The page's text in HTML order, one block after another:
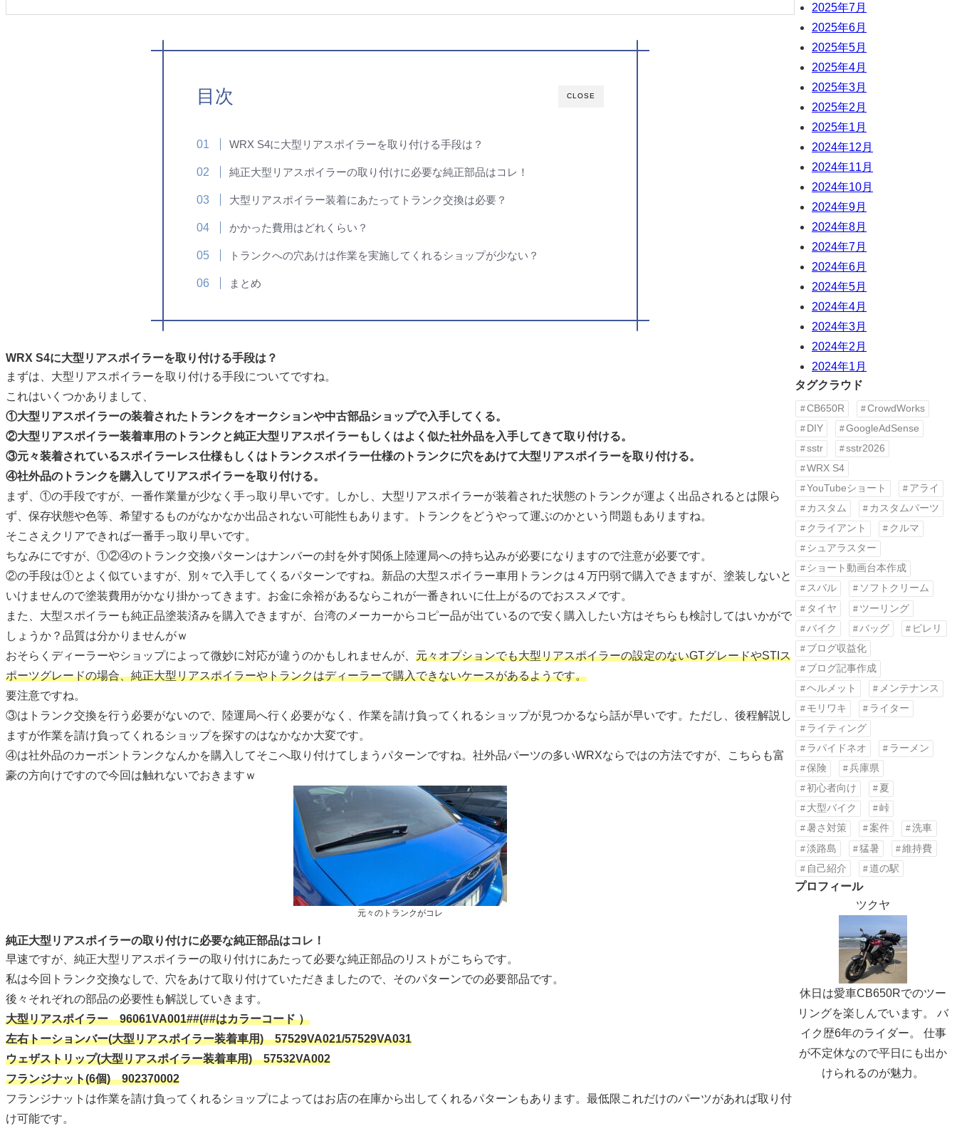
CLOSE
目次
WRX S4に大型リアスポイラーを取り付ける手段は？
純正大型リアスポイラーの取り付けに必要な純正部品はコレ！
大型リアスポイラー装着にあたってトランク交換は必要？
かかった費用はどれくらい？
トランクへの穴あけは作業を実施してくれるショップが少ない？
まとめ
WRX S4に大型リアスポイラーを取り付ける手段は？
まずは、大型リアスポイラーを取り付ける手段についてですね。
これはいくつかありまして、
①大型リアスポイラーの装着されたトランクをオークションや中古部品ショップで入手してくる。
②大型リアスポイラー装着車用のトランクと純正大型リアスポイラーもしくはよく似た社外品を入手してきて取り付ける。
③元々装着されているスポイラーレス仕様もしくはトランクスポイラー仕様のトランクに穴をあけて大型リアスポイラーを取り付ける。
④社外品のトランクを購入してリアスポイラーを取り付ける。
まず、①の手段ですが、一番作業量が少なく手っ取り早いです。しかし、大型リアスポイラーが装着された状態のトランクが運よく出品されるとは限ら
ず、保存状態や色等、希望するものがなかなか出品されない可能性もあります。トランクをどうやって運ぶのかという問題もありますね。
そこさえクリアできれば一番手っ取り早いです。
ちなみにですが、①②④のトランク交換パターンはナンバーの封を外す関係上陸運局への持ち込みが必要になりますので注意が必要です。
②の手段は①とよく似ていますが、別々で入手してくるパターンですね。新品の大型スポイラー車用トランクは４万円弱で購入できますが、塗装しないと
いけませんので塗装費用がかなり掛かってきます。お金に余裕があるならこれが一番きれいに仕上がるのでおススメです。
また、大型スポイラーも純正品塗装済みを購入できますが、台湾のメーカーからコピー品が出ているので安く購入したい方はそちらも検討してはいかがで
しょうか？品質は分かりませんがｗ
おそらくディーラーやショップによって微妙に対応が違うのかもしれませんが、 元々オプションでも大型リアスポイラーの設定のないGTグレードやSTIス
ポーツグレードの場合、純正大型リアスポイラーやトランクはディーラーで購入できないケースがあるようです。
要注意ですね。
③はトランク交換を行う必要がないので、陸運局へ行く必要がなく、作業を請け負ってくれるショップが見つかるなら話が早いです。ただし、後程解説し
ますが作業を請け負ってくれるショップを探すのはなかなか大変です。
④は社外品のカーボントランクなんかを購入してそこへ取り付けてしまうパターンですね。社外品パーツの多いWRXならではの方法ですが、こちらも富
豪の方向けですので今回は触れないでおきますｗ
元々のトランクがコレ
純正大型リアスポイラーの取り付けに必要な純正部品はコレ！
早速ですが、純正大型リアスポイラーの取り付けにあたって必要な純正部品のリストがこちらです。
私は今回トランク交換なしで、穴をあけて取り付けていただきましたので、そのパターンでの必要部品です。
後々それぞれの部品の必要性も解説していきます。
大型リアスポイラー 96061VA001##(##はカラーコード ）
左右トーションバー(大型リアスポイラー装着車用) 57529VA021/57529VA031
ウェザストリップ(大型リアスポイラー装着車用) 57532VA002
フランジナット(6個) 902370002
フランジナットは作業を請け負ってくれるショップによってはお店の在庫から出してくれるパターンもあります。最低限これだけのパーツがあれば取り付
け可能です。
2025年7月
2025年6月
2025年5月
2025年4月
2025年3月
2025年2月
2025年1月
2024年12月
2024年11月
2024年10月
2024年9月
2024年8月
2024年7月
2024年6月
2024年5月
2024年4月
2024年3月
2024年2月
2024年1月
タグクラウド
CB650R
CrowdWorks
DIY
GoogleAdSense
sstr
sstr2026
WRX S4
YouTubeショート
アライ
カスタム
カスタムパーツ
クライアント
クルマ
シュアラスター
ショート動画台本作成
スバル
ソフトクリーム
タイヤ
ツーリング
バイク
バッグ
ピレリ
ブログ収益化
ブログ記事作成
ヘルメット
メンテナンス
モリワキ
ライター
ライティング
ラパイドネオ
ラーメン
保険
兵庫県
初心者向け
夏
大型バイク
峠
暑さ対策
案件
洗車
淡路島
猛暑
維持費
自己紹介
道の駅
プロフィール
ツクヤ
休日は愛車CB650Rでのツー
リングを楽しんでいます。 バ
イク歴6年のライダー。 仕事
が不定休なので平日にも出か
けられるのが魅力。